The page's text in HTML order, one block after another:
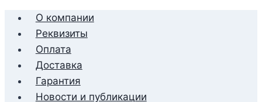
Перейти
содержимому
О компании
Реквизиты
Оплата
Доставка
Гарантия
Новости и публикации